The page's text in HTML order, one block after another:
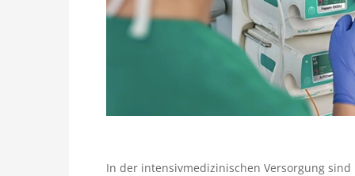
In der intensivmedizinischen Versorgung sind